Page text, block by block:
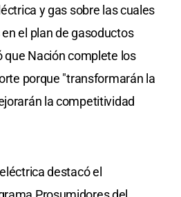
y gas sobre las cuales
el plan de gasoductos
que Nación complete los
porque "transformarán la
la competitividad
destacó el